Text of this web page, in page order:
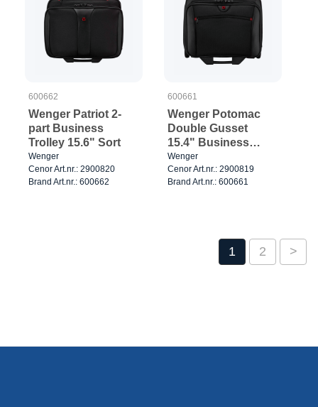
600662
Wenger Patriot 2-
part Business
Trolley 15.6" Sort
Wenger
Cenor Art.nr.: 2900820
Brand Art.nr.: 600662
600661
Wenger Potomac
Double Gusset
15.4" Business
Trolley Sort
Wenger
Cenor Art.nr.: 2900819
Brand Art.nr.: 600661
1 2 >